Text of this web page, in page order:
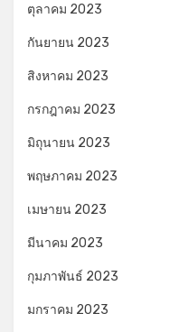
ตุลาคม 2023
กันยายน 2023
สิงหาคม 2023
กรกฎาคม 2023
มิถุนายน 2023
พฤษภาคม 2023
เมษายน 2023
มีนาคม 2023
กุมภาพันธ์ 2023
มกราคม 2023